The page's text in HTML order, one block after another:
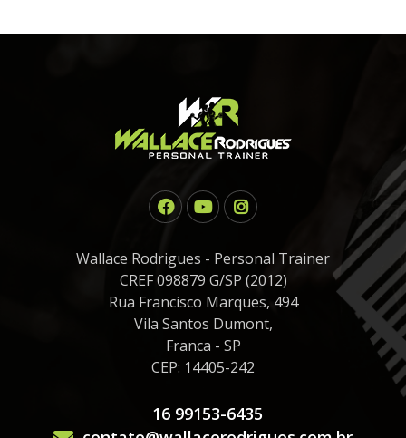
Wallace Rodrigues - Personal Trainer
CREF 098879 G/SP (2012)
Rua Francisco Marques, 494
Vila Santos Dumont,
Franca - SP
CEP: 14405-242
16 99153-6435